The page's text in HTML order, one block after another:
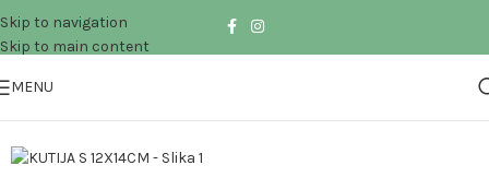
Skip to navigation
Skip to main content
MENU